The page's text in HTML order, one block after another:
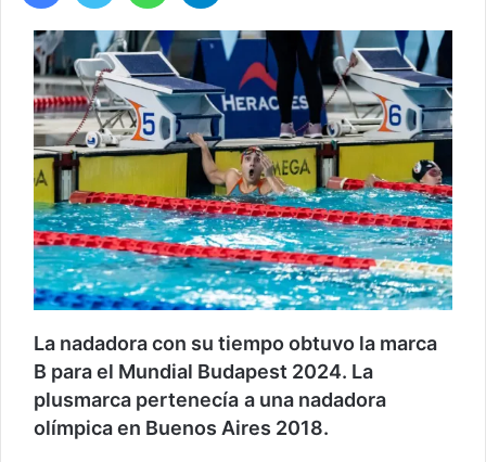
La nadadora con su tiempo obtuvo la marca
B para el Mundial Budapest 2024. La
plusmarca pertenecía a una nadadora
olímpica en Buenos Aires 2018.